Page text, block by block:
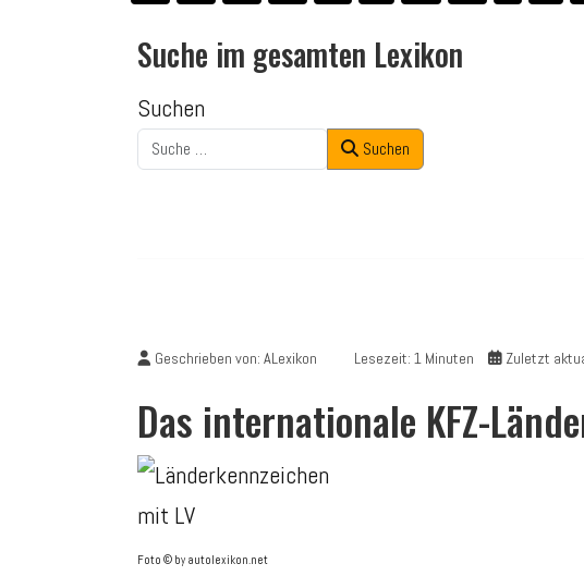
Suche im gesamten Lexikon
Suchen
Suchen
Geschrieben von: ALexikon Lesezeit: 1 Minuten Zuletzt
Das internationale KFZ-
Foto © by autolexikon.net